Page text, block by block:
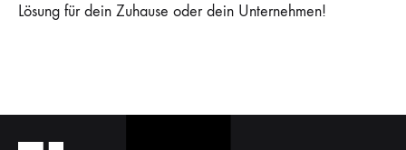
Lösung für dein Zuhause oder dein Unternehmen!